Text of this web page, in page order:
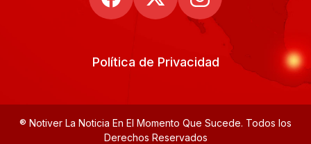
Política de Privacidad
® Notiver La Noticia En El Momento Que Sucede. Todos los
Derechos Reservados